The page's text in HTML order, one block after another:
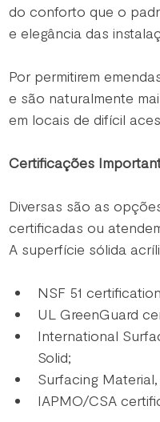
do conforto que o
e elegância das
Por permitirem
e são naturalmente
em locais de difícil
Certificações
Diversas são as
certificadas ou
A superfície sólida
NSF 51
UL GreenGuard
International
Solid;
Surfacing Material,
IAPMO/CSA